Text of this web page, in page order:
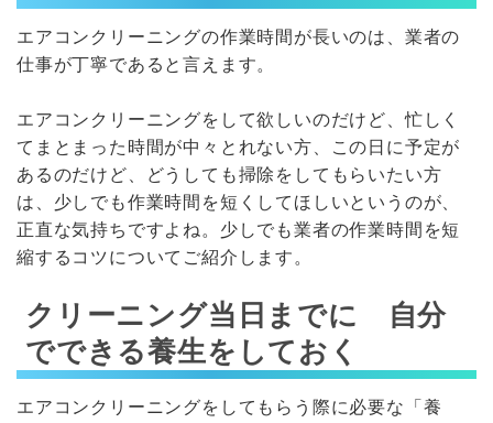
エアコンクリーニングの作業時間が長いのは、業者の
仕事が丁寧であると言えます。
エアコンクリーニングをして欲しいのだけど、忙しく
てまとまった時間が中々とれない方、この日に予定が
あるのだけど、どうしても掃除をしてもらいたい方
は、少しでも作業時間を短くしてほしいというのが、
正直な気持ちですよね。少しでも業者の作業時間を短
縮するコツについてご紹介します。
クリーニング当日までに 自分
でできる養生をしておく
エアコンクリーニングをしてもらう際に必要な「養